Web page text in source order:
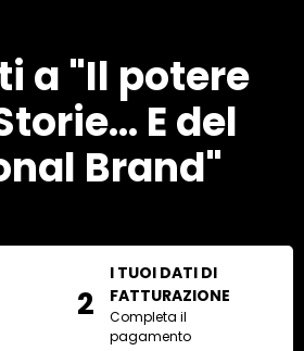
a "Il potere
E del
Brand"
2
I TUOI DATI DI
FATTURAZIONE
Completa il
pagamento